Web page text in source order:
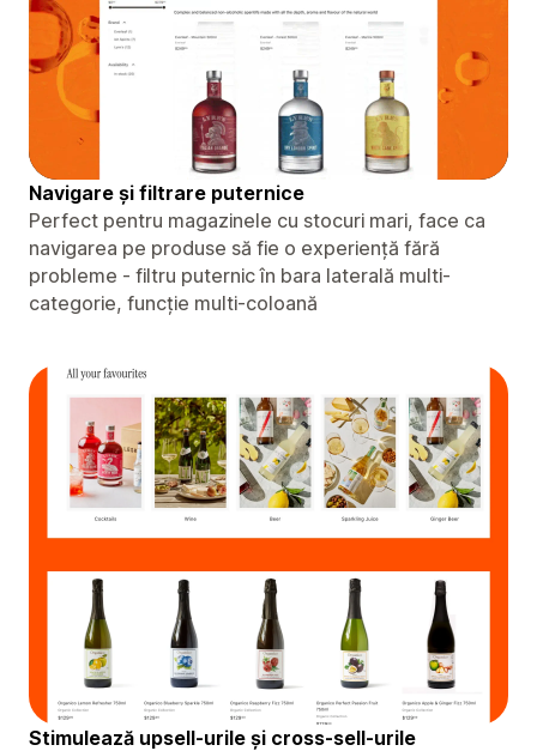
Navigare și filtrare puternice
Perfect pentru magazinele cu stocuri mari, face ca
navigarea pe produse să fie o experiență fără
probleme - filtru puternic în bara laterală multi-
categorie, funcție multi-coloană
Stimulează upsell-urile și cross-sell-urile